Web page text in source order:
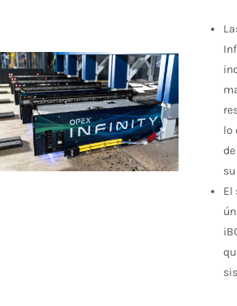
lo
El